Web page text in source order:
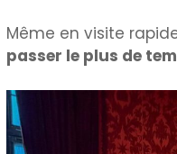
Même en visite
passer le plus de